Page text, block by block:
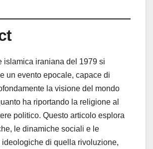
islamica iraniana del 1979 si
un evento epocale, capace di
la visione del mondo
ha riportando la religione al
politico. Questo articolo esplora
le dinamiche sociali e le
di quella rivoluzione,